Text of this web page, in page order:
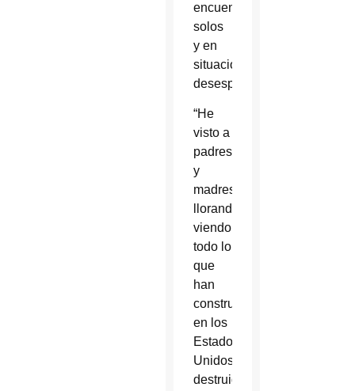
encuentran
solos
y en
situaciones
desesperadas.
“He
visto a
padres
y
madres
llorando,
viendo
todo lo
que
han
construido
en los
Estados
Unidos
destruido.